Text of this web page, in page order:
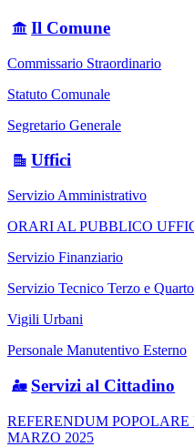
Il Comune
Commissario Straordinario
Statuto Comunale
Segretario Generale
Uffici
Servizio Amministrativo
ORARI AL PUBBLICO
Servizio Finanziario
Servizio Tecnico Terzo e Quarto
Vigili Urbani
Personale Manutentivo Esterno
Servizi al Cittadino
REFERENDUM
MARZO 2025